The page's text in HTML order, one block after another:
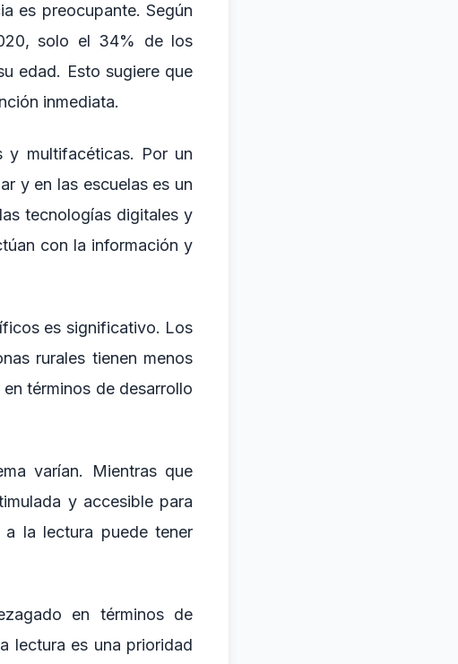
es preocupante. Según
solo el 34% de los
edad. Esto sugiere que
inmediata.
y multifacéticas. Por un
y en las escuelas es un
tecnologías digitales y
con la información y
es significativo. Los
rurales tienen menos
términos de desarrollo
varían. Mientras que
y accesible para
la lectura puede tener
en términos de
lectura es una prioridad